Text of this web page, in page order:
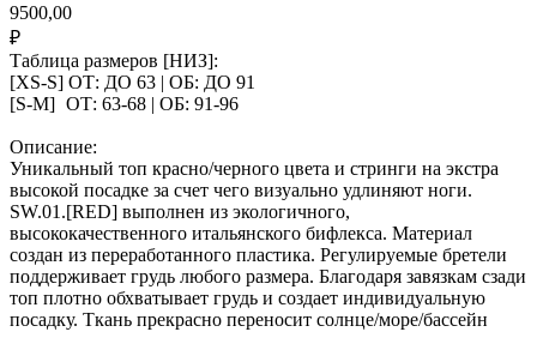
9500,00
₽
Таблица размеров [НИЗ]:
[XS-S] ОТ: ДО 63 | ОБ: ДО 91
[S-M] ОТ: 63-68 | ОБ: 91-96
Описание:
Уникальный топ красно/черного цвета и стринги на экстра
высокой посадке за счет чего визуально удлиняют ноги.
SW.01.[RED] выполнен из экологичного,
высококачественного итальянского бифлекса. Материал
создан из переработанного пластика. Регулируемые бретели
поддерживает грудь любого размера. Благодаря завязкам сзади
топ плотно обхватывает грудь и создает индивидуальную
посадку. Ткань прекрасно переносит солнце/море/бассейн